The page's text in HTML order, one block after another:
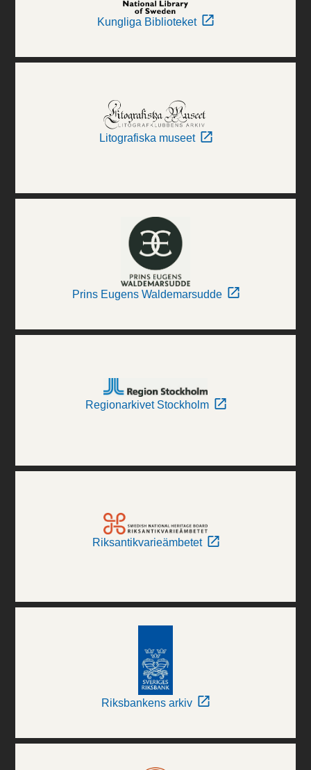
Kungliga Biblioteket
Litografiska museet
Prins Eugens Waldemarsudde
Regionarkivet Stockholm
Riksantikvarieämbetet
Riksbankens arkiv